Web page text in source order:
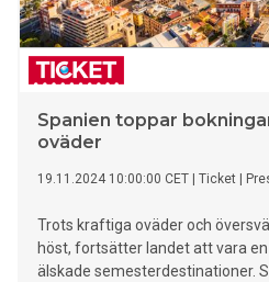
Spanien toppar
oväder
19.11.2024 10:00:00 CET Ticket
Trots kraftiga oväder och
höst, fortsätter landet att vara
älskade semesterdestinationer.